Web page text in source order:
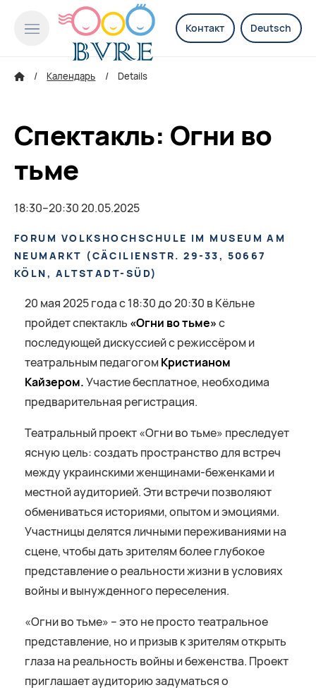
Контакт Deutsch
Календарь Details
Спектакль: Огни во
тьме
18:30–20:30 20.05.2025
FORUM VOLKSHOCHSCHULE IM MUSEUM AM
NEUMARKT (CÄCILIENSTR. 29-33, 50667
KÖLN, ALTSTADT-SÜD)
20 мая 2025 года с 18:30 до 20:30 в Кёльне
пройдет спектакль «Огни во тьме»с
последующей дискуссией с режиссёром и
театральным педагогомКристианом
Кайзером.Участие бесплатное, необходима
предварительная регистрация.
Театральный проект «Огни во тьме» преследует
ясную цель: создать пространство для встреч
между украинскими женщинами-беженками и
местной аудиторией. Эти встречи позволяют
обмениваться историями, опытом и эмоциями.
Участницы делятся личными переживаниями на
сцене, чтобы дать зрителям более глубокое
представление о реальности жизни в условиях
войны и вынужденного переселения.
«Огни во тьме» – это не просто театральное
представление, но и призыв к зрителям открыть
глаза на реальность войны и беженства. Проект
приглашает аудиторию задуматься о